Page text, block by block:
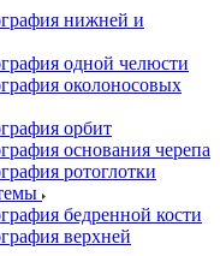
нижней и
одной челюсти
околоносовых
орбит
основания черепа
ротоглотки
бедренной кости
верхней